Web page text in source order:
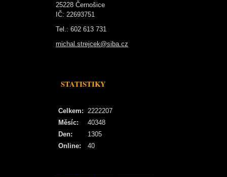
25228 Černošice
IČ: 22693751
Tel.: 602 613 731
michal.strejcek@siba.cz
STATISTIKY
Online: 40
Celkem: 2222207
Měsíc:
40348
Den:
1305